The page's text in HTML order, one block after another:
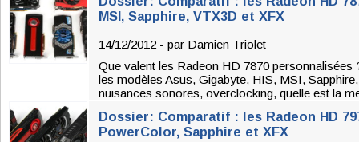
MSI, Sapphire, VTX3D et XFX
14/12/2012 - par Damien Triolet
Que valent les Radeon HD 7870
les modèles Asus, Gigabyte, HIS, MSI,
nuisances sonores, overclocking, quelle est la
Dossier: Comparatif : les Radeon HD
PowerColor, Sapphire et XFX